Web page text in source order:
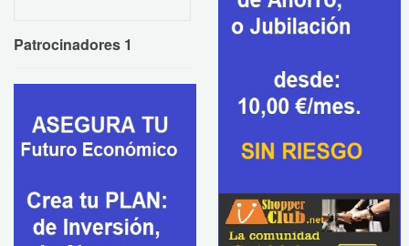
Patrocinadores 1